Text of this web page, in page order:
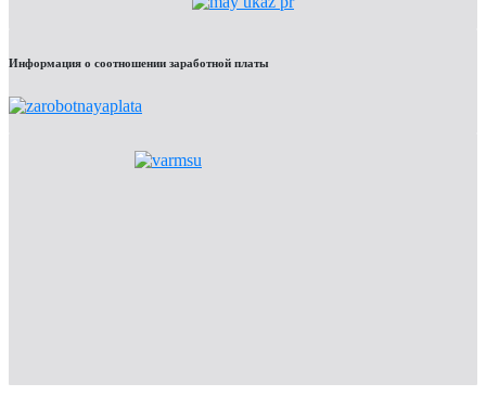
Информация о соотношении заработной платы